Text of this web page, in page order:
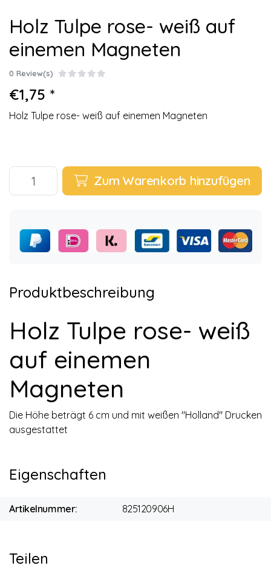
Holz Tulpe rose- weiß auf
einemen Magneten
0 Review(s)
€1,75 *
Holz Tulpe rose- weiß auf einemen Magneten
Zum Warenkorb hinzufügen
Produktbeschreibung
Holz Tulpe rose- weiß
auf einemen
Magneten
Die Höhe beträgt 6 cm und mit weißen "Holland" Drucken
ausgestattet
Eigenschaften
Artikelnummer: 825120906H
Teilen